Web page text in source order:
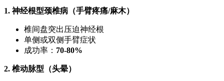
1. 神经根型颈椎病（手臂疼痛/麻木）
椎间盘突出压迫神经根
单侧或双侧手臂症状
成功率： 70-80%
2. 椎动脉型（头晕）